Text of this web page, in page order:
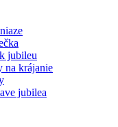
jubileu
na krájanie
jubilea